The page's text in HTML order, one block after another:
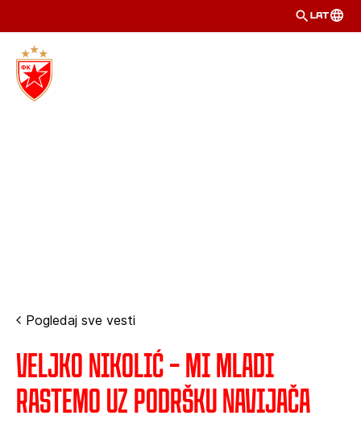
LAT
Pogledaj sve vesti
Veljko Nikolić – Mi mladi
rastemo uz podršku navijača